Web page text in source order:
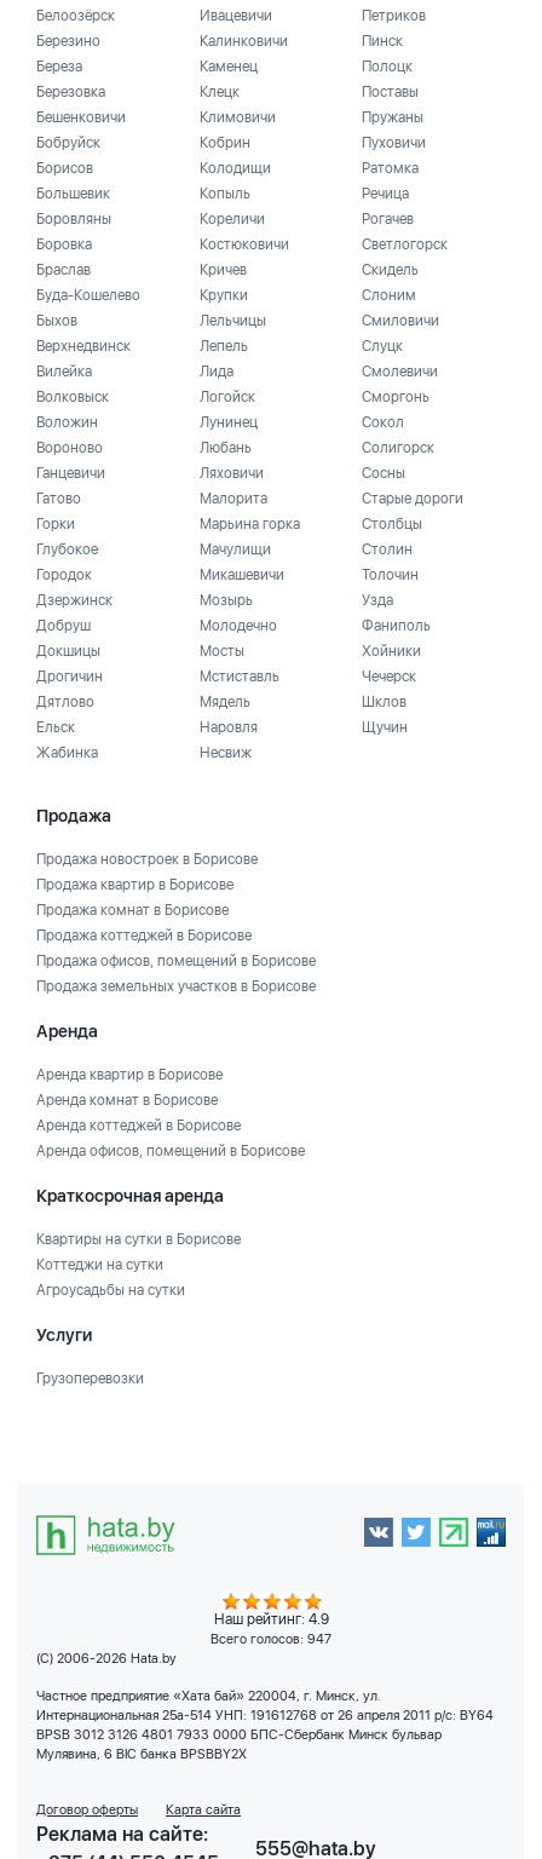
Белоозёрск
Березино
Береза
Березовка
Бешенковичи
Бобруйск
Борисов
Большевик
Боровляны
Боровка
Браслав
Буда-Кошелево
Быхов
Верхнедвинск
Вилейка
Волковыск
Воложин
Вороново
Ганцевичи
Гатово
Горки
Глубокое
Городок
Дзержинск
Добруш
Докшицы
Дрогичин
Дятлово
Ельск
Жабинка
Ивацевичи
Калинковичи
Каменец
Клецк
Климовичи
Кобрин
Колодищи
Копыль
Кореличи
Костюковичи
Кричев
Крупки
Лельчицы
Лепель
Лида
Логойск
Лунинец
Любань
Ляховичи
Малорита
Марьина горка
Мачулищи
Микашевичи
Мозырь
Молодечно
Мосты
Мстиставль
Мядель
Наровля
Несвиж
Петриков
Пинск
Полоцк
Поставы
Пружаны
Пуховичи
Ратомка
Речица
Рогачев
Светлогорск
Скидель
Слоним
Смиловичи
Слуцк
Смолевичи
Сморгонь
Сокол
Солигорск
Сосны
Старые дороги
Столбцы
Столин
Толочин
Узда
Фаниполь
Хойники
Чечерск
Шклов
Щучин
Продажа
Продажа новостроек в Борисове
Продажа квартир в Борисове
Продажа комнат в Борисове
Продажа коттеджей в Борисове
Продажа офисов, помещений в Борисове
Продажа земельных участков в Борисове
Аренда
Аренда квартир в Борисове
Аренда комнат в Борисове
Аренда коттеджей в Борисове
Аренда офисов, помещений в Борисове
Краткосрочная аренда
Квартиры на сутки в Борисове
Коттеджи на сутки
Агроусадьбы на сутки
Услуги
Грузоперевозки
Наш рейтинг: 4.9
Всего голосов: 947
(C) 2006-2026 Hata.by
Частное предприятие «Хата бай» 220004, г. Минск, ул.
Интернациональная 25а-514 УНП: 191612768 от 26 апреля 2011 р/с: BY64
BPSB 3012 3126 4801 7933 0000 БПС-Сбербанк Минск бульвар
Мулявина, 6 BIC банка BPSBBY2X
Договор оферты Карта сайта
Реклама на сайте:
555@hata.by